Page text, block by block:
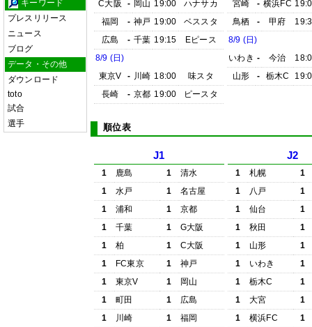
キーワード
プレスリリース
ニュース
ブログ
データ・その他
ダウンロード
toto
試合
選手
C大阪
- 岡山 19:00
ハナサカ
福岡
- 神戸 19:00
ベススタ
広島
- 千葉 19:15
Eピース
8/9 (日)
東京V
- 川崎 18:00
味スタ
長崎
- 京都 19:00 ピースタ
宮崎
- 横浜FC
鳥栖
- 甲府
8/9 (日)
いわき - 今治
山形
- 栃木C
順位表
J1
1 鹿島 1
清水
1
水戸 1
名古屋
1
浦和 1
京都
1
千葉 1
G大阪
1
柏 1
C大阪
1
FC東京 1
神戸
1
東京V 1
岡山
1
町田 1
広島
1
川崎 1
福岡
J2
1 札幌
1
1
八戸
1
1
仙台
1
1
秋田
1
1
山形
1
1
いわき
1
1
栃木C
1
1
大宮
1
1
横浜FC
1